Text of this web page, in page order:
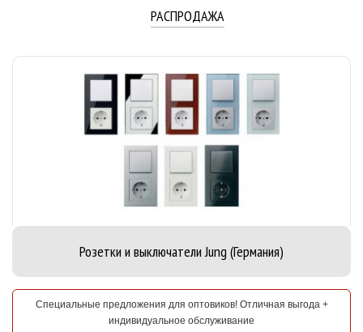
РАСПРОДАЖА
Розетки и выключатели Jung (Германия)
Специальные предложения для оптовиков! Отличная выгода +
индивидуальное обслуживание